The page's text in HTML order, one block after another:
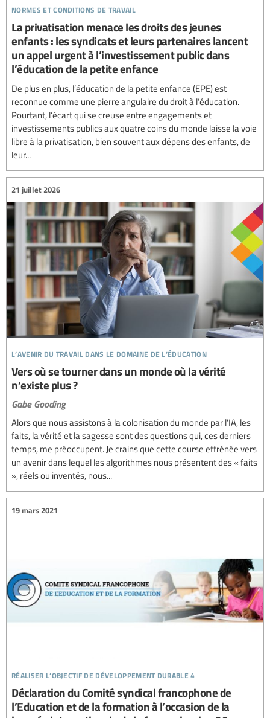
normes et conditions de travail
La privatisation menace les droits des jeunes
enfants : les syndicats et leurs partenaires lancent
un appel urgent à l’investissement public dans
l’éducation de la petite enfance
De plus en plus, l’éducation de la petite enfance (EPE) est
reconnue comme une pierre angulaire du droit à l’éducation.
Pourtant, l’écart qui se creuse entre engagements et
investissements publics aux quatre coins du monde laisse la voie
libre à la privatisation, bien souvent aux dépens des enfants, de
leur...
l’avenir du travail dans le domaine de l’éducation
21 juillet 2026
Vers où se tourner dans un monde où la vérité
n’existe plus ?
Gabe Gooding
Alors que nous assistons à la colonisation du monde par l’IA, les
faits, la vérité et la sagesse sont des questions qui, ces derniers
temps, me préoccupent. Je crains que cette course effrénée vers
un avenir dans lequel les algorithmes nous présentent des « faits
», réels ou inventés, nous...
réaliser l’objectif de développement durable 4
19 mars 2021
Déclaration du Comité syndical francophone de
l’Education et de la formation à l’occasion de la